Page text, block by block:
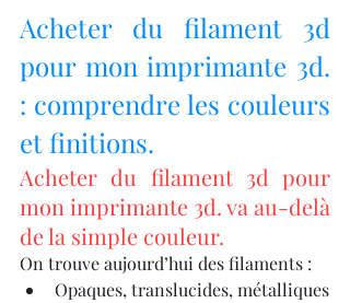
Acheter du filament 3d
pour mon imprimante 3d.
: comprendre les couleurs
et finitions.
Acheter du filament 3d pour
mon imprimante 3d. va au-delà
de la simple couleur.
On trouve aujourd’hui des filaments :
Opaques, translucides, métalliques